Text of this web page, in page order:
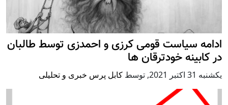
ادامه سیاست قومی کرزی و احمدزی توسط طالبان
در کابینه خودترقان ها
يكشنبه 31 اكتبر 2021 , توسط کابل پرس خبری و تحلیلی